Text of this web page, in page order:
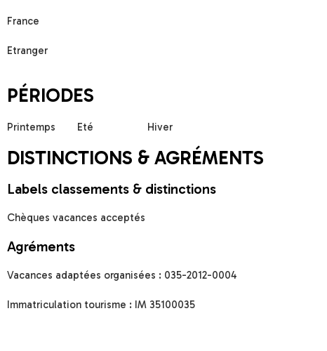
France
Etranger
PÉRIODES
Printemps Eté Hiver
DISTINCTIONS & AGRÉMENTS
Labels classements & distinctions
Chèques vacances acceptés
Agréments
Vacances adaptées organisées : 035-2012-0004
Immatriculation tourisme : IM 35100035